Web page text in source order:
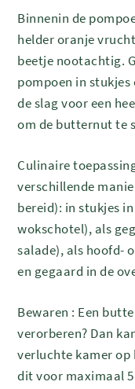
Binnenin de
helder oranje
beetje nootachtig.
pompoen in stukjes
de slag voor een
om de butternut te
Culinaire
verschillende
bereid): in stukjes
wokschotel), als
salade), als hoofd-
en gegaard in de
Bewaren : Een
verorberen? Dan
verluchte kamer
dit voor maximaal 5